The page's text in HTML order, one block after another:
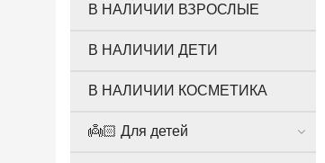
В НАЛИЧИИ ВЗРОСЛЫЕ
В НАЛИЧИИ ДЕТИ
В НАЛИЧИИ КОСМЕТИКА
👼🏻 Для детей